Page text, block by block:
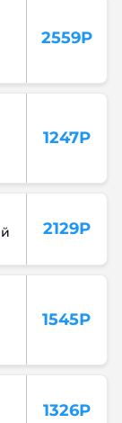
2559Р
1247Р
2129Р
1545Р
1326Р